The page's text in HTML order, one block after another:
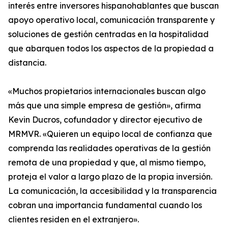
interés entre inversores hispanohablantes que buscan
apoyo operativo local, comunicación transparente y
soluciones de gestión centradas en la hospitalidad
que abarquen todos los aspectos de la propiedad a
distancia.
«Muchos propietarios internacionales buscan algo
más que una simple empresa de gestión», afirma
Kevin Ducros, cofundador y director ejecutivo de
MRMVR. «Quieren un equipo local de confianza que
comprenda las realidades operativas de la gestión
remota de una propiedad y que, al mismo tiempo,
proteja el valor a largo plazo de la propia inversión.
La comunicación, la accesibilidad y la transparencia
cobran una importancia fundamental cuando los
clientes residen en el extranjero».